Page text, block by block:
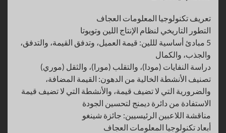
تعريف تكنولوجيا المعلومات العجاف
التطور التاريخي لنظام الإنتاج اللين وتويوتا
5 مبادئ أساسية لللين: قيمة العميل، وتدفق القيمة، والتدفق،
والجذب، والكمال
دراسة النفايات (مودا)، والتقلب (مورا)، والثقل (موري)
تصنيف الأنشطة الخالية من الدهون: القيمة المضافة،
والضرورية التي لا تضيف قيمة، والأنشطة التي لا تضيف قيمة
الاستفادة من دائرة ديمنج لتحسين الجودة
مناقشة اللاعبين الرئيسيين: جائزة شينغو
أبعاد تكنولوجيا المعلومات العجاف